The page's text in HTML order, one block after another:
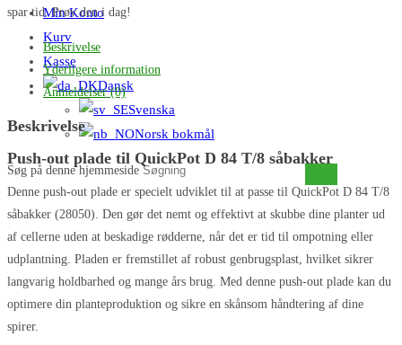
Min Konto
Kurv
Kasse
Dansk
Svenska
Norsk bokmål
Søg på denne hjemmeside
spar tid. Prøv den i dag!
Beskrivelse
Yderligere information
Anmeldelser (0)
Beskrivelse
Push-out plade til QuickPot D 84 T/8 såbakker
Denne push-out plade er specielt udviklet til at passe til QuickPot D 84 T/8
såbakker (28050). Den gør det nemt og effektivt at skubbe dine planter ud
af cellerne uden at beskadige rødderne, når det er tid til ompotning eller
udplantning. Pladen er fremstillet af robust genbrugsplast, hvilket sikrer
langvarig holdbarhed og mange års brug. Med denne push-out plade kan du
optimere din planteproduktion og sikre en skånsom håndtering af dine
spirer.